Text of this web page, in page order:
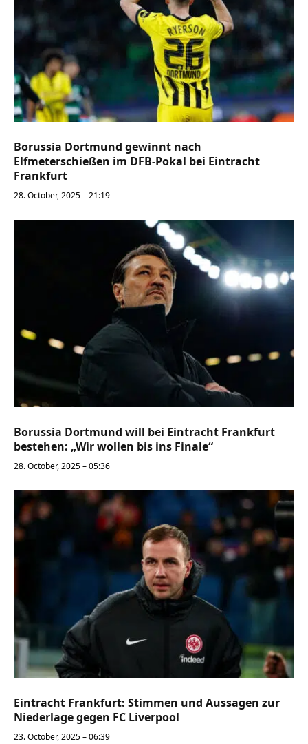
Borussia Dortmund gewinnt nach
Elfmeterschießen im DFB-Pokal bei Eintracht
Frankfurt
28. October, 2025 – 21:19
Borussia Dortmund will bei Eintracht Frankfurt
bestehen: „Wir wollen bis ins Finale“
28. October, 2025 – 05:36
Eintracht Frankfurt: Stimmen und Aussagen zur
Niederlage gegen FC Liverpool
23. October, 2025 – 06:39